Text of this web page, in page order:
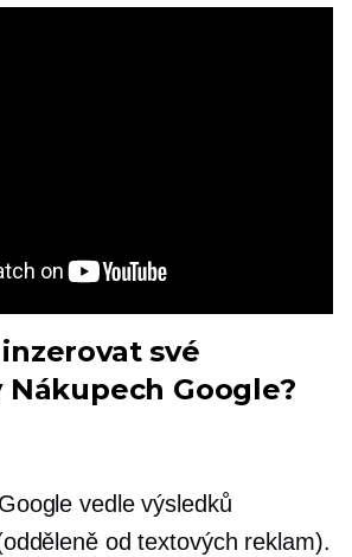
své
Google?
vedle výsledků
od textových reklam).